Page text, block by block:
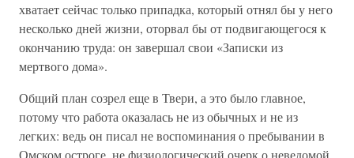
хватает сейчас только припадка, который отнял бы у него
несколько дней жизни, оторвал бы от подвигающегося к
окончанию труда: он завершал свои «Записки из
мертвого дома».
Общий план созрел еще в Твери, а это было главное,
потому что работа оказалась не из обычных и не из
легких: ведь он писал не воспоминания о пребывании в
Омском остроге, не физиологический очерк о неведомой